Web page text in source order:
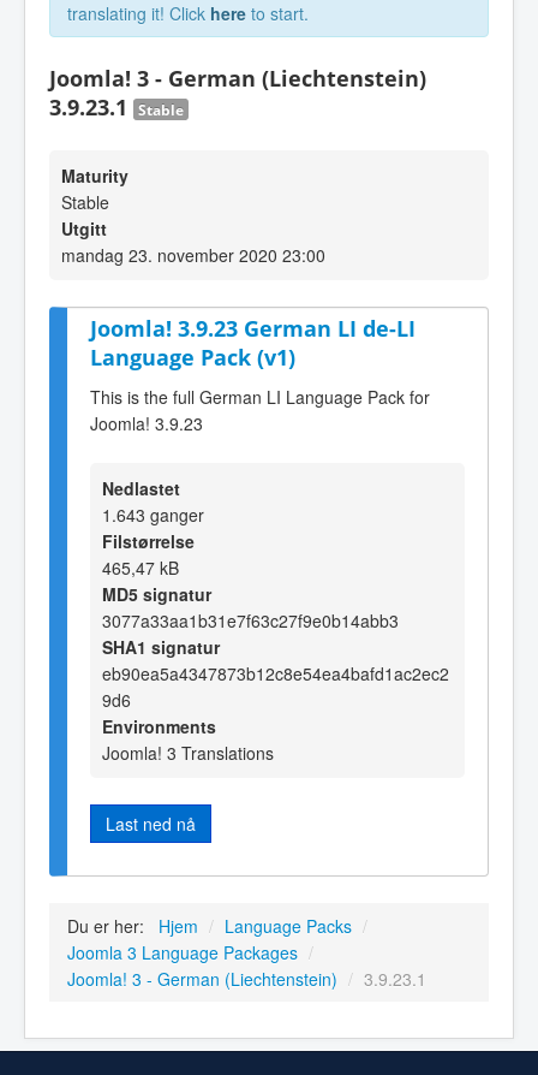
translating it! Click here to start.
Joomla! 3 - German (Liechtenstein)
3.9.23.1
Stable
Maturity
Stable
Utgitt
mandag 23. november 2020 23:00
Joomla! 3.9.23 German LI de-LI
Language Pack (v1)
This is the full German LI Language Pack for
Joomla! 3.9.23
Nedlastet
1.643 ganger
Filstørrelse
465,47 kB
MD5 signatur
3077a33aa1b31e7f63c27f9e0b14abb3
SHA1 signatur
eb90ea5a4347873b12c8e54ea4bafd1ac2ec2
9d6
Environments
Joomla! 3 Translations
Last ned nå
Du er her: Hjem / Language Packs /
Joomla 3 Language Packages /
Joomla! 3 - German (Liechtenstein) / 3.9.23.1